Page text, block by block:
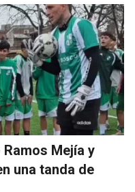
Mejía y
una tanda de